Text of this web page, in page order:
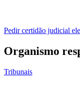
Pedir certidão judicial
Organismo
Tribunais